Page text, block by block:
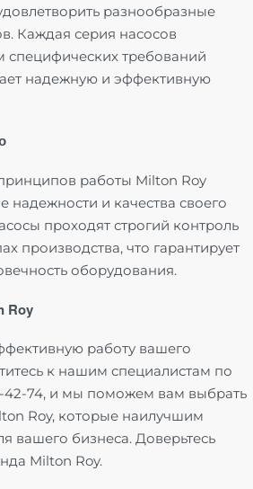
разнообразные
Каждая серия насосов
специфических требований
надежную и эффективную
работы Milton Roy
надежности и качества своего
проходят строгий контроль
производства, что гарантирует
оборудования.
Roy
работу вашего
к нашим специалистам по
42-74, и мы поможем вам выбрать
Roy, которые наилучшим
вашего бизнеса. Доверьтесь
Milton Roy.